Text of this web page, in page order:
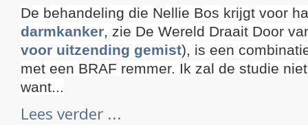
De behandeling die Nellie Bos krijgt voor
darmkanker, zie De Wereld Draait Door
voor uitzending gemist), is een
met een BRAF remmer. Ik zal de studie
want...
Lees verder ...